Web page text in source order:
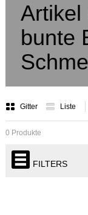
Artikel
bunte
Gitter Liste
0 Produkte
FILTERS